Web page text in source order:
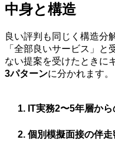
中身と構造
良い評判も同じく構造分
「全部良いサービス」
ない提案を受けたときに
3パターンに分かれます。
IT実務2〜5年層か
個別模擬面接の伴